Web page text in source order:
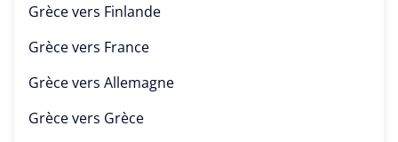
Grèce vers Finlande
Grèce vers France
Grèce vers Allemagne
Grèce vers Grèce